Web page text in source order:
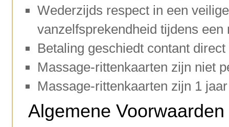
Wederzijds respect in een
vanzelfsprekendheid tijdens een
Betaling geschiedt contant
Massage-rittenkaarten zijn niet
Massage-rittenkaarten zijn 1
Algemene